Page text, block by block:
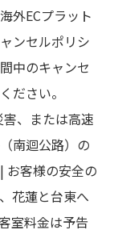
外ECプラット
ンセルポリシ
中のキャンセ
ださい。
、または高速
南迴公路）の
お客様の安全の
花蓮と台東へ
室料金は予告